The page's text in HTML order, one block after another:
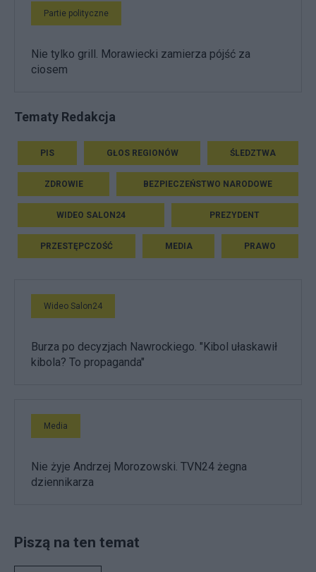
Partie polityczne
Nie tylko grill. Morawiecki zamierza pójść za
ciosem
Tematy Redakcja
PIS GŁOS REGIONÓW ŚLEDZTWA
ZDROWIE BEZPIECZEŃSTWO NARODOWE
WIDEO SALON24 PREZYDENT
PRZESTĘPCZOŚĆ MEDIA PRAWO
Wideo Salon24
Burza po decyzjach Nawrockiego. "Kibol ułaskawił
kibola? To propaganda"
Media
Nie żyje Andrzej Morozowski. TVN24 żegna
dziennikarza
Piszą na ten temat